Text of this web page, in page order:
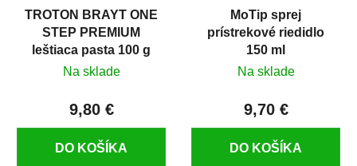
TROTON BRAYT ONE
STEP PREMIUM
leštiaca pasta 100 g
Na sklade
9,80 €
DO KOŠÍKA
MoTip sprej
prístrekové riedidlo
150 ml
Na sklade
9,70 €
DO KOŠÍKA